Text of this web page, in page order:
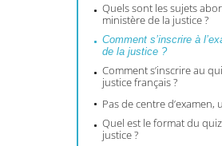
Quels sont les sujets
ministère de la justice ?
Comment s’inscrire à
de la justice ?
Comment s’inscrire au
justice français ?
Pas de centre d’examen,
Quel est le format du
justice ?